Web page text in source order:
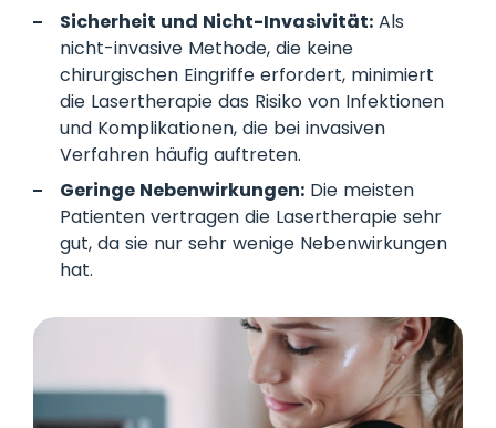
Sicherheit und Nicht-Invasivität: Als
nicht-invasive Methode, die keine
chirurgischen Eingriffe erfordert, minimiert
die Lasertherapie das Risiko von Infektionen
und Komplikationen, die bei invasiven
Verfahren häufig auftreten.
Geringe Nebenwirkungen: Die meisten
Patienten vertragen die Lasertherapie sehr
gut, da sie nur sehr wenige Nebenwirkungen
hat.